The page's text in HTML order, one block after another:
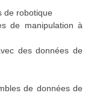
de robotique
de manipulation à
des données de
de données de